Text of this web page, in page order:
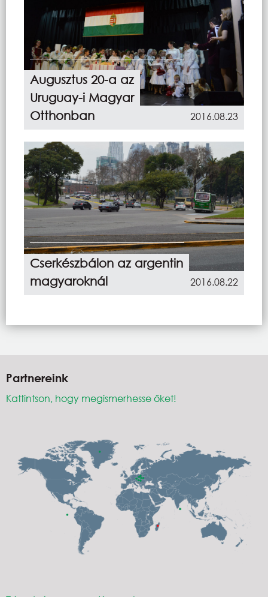
Augusztus 20-a az
Uruguay-i Magyar
Otthonban
2016.08.23
Cserkészbálon az argentin
magyaroknál
2016.08.22
Partnereink
Kattintson, hogy megismerhesse őket!